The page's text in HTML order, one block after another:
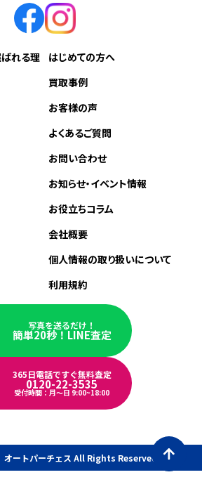
れる理
はじめての方へ
買取事例
お客様の声
よくあるご質問
お問い合わせ
お知らせ・イベント情報
お役立ちコラム
会社概要
個人情報の取り扱いについて
利用規約
写真を送るだけ！
簡単20秒！LINE査定
365日電話ですぐ無料査定
0120-22-3535
受付時間：月〜日 9:00~18:00
ートパーチェス All Rights Reserved.